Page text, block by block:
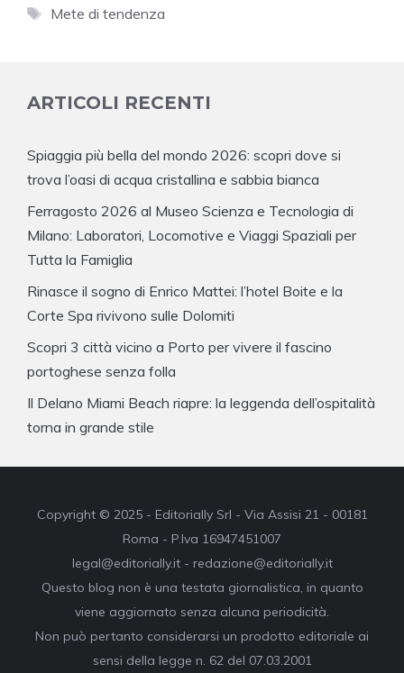
Tag
Mete di tendenza
ARTICOLI RECENTI
Spiaggia più bella del mondo 2026: scopri dove si
trova l’oasi di acqua cristallina e sabbia bianca
Ferragosto 2026 al Museo Scienza e Tecnologia di
Milano: Laboratori, Locomotive e Viaggi Spaziali per
Tutta la Famiglia
Rinasce il sogno di Enrico Mattei: l’hotel Boite e la
Corte Spa rivivono sulle Dolomiti
Scopri 3 città vicino a Porto per vivere il fascino
portoghese senza folla
Il Delano Miami Beach riapre: la leggenda dell’ospitalità
torna in grande stile
Copyright © 2025 - Editorially Srl - Via Assisi 21 - 00181
Roma - P.Iva 16947451007
legal@editorially.it - redazione@editorially.it
Questo blog non è una testata giornalistica, in quanto
viene aggiornato senza alcuna periodicità.
Non può pertanto considerarsi un prodotto editoriale ai
sensi della legge n. 62 del 07.03.2001